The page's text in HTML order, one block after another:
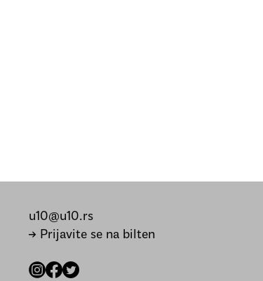
u10@u10.rs
→ Prijavite se na bilten